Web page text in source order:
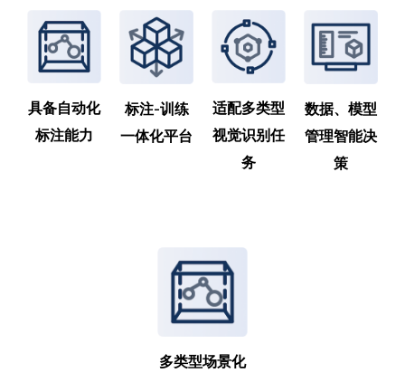
具备自动化
标注能力
标注-训练
一体化平台
适配多类型
视觉识别任
务
数据、模型
管理智能决
策
多类型场景化